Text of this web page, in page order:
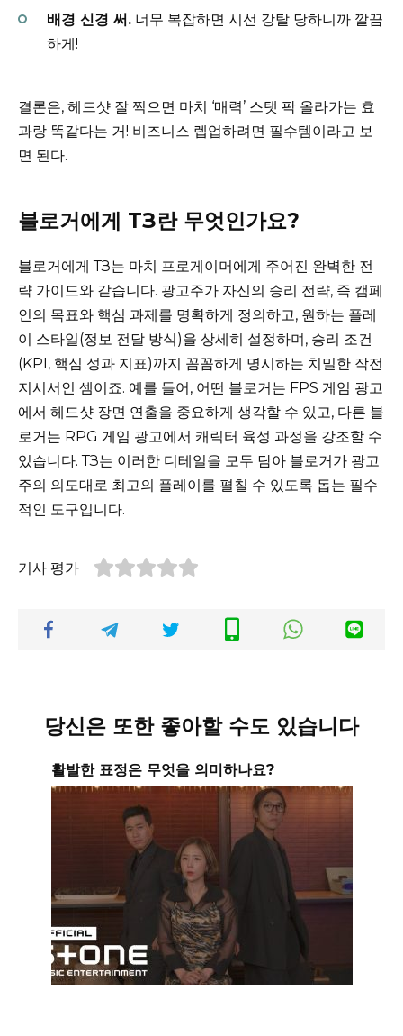
배경 신경 써. 너무 복잡하면 시선 강탈 당하니까 깔끔
하게!
결론은, 헤드샷 잘 찍으면 마치 ‘매력’ 스탯 팍 올라가는 효
과랑 똑같다는 거! 비즈니스 렙업하려면 필수템이라고 보
면 된다.
블로거에게 ТЗ란 무엇인가요?
블로거에게 ТЗ는 마치 프로게이머에게 주어진 완벽한 전
략 가이드와 같습니다. 광고주가 자신의 승리 전략, 즉 캠페
인의 목표와 핵심 과제를 명확하게 정의하고, 원하는 플레
이 스타일(정보 전달 방식)을 상세히 설정하며, 승리 조건
(KPI, 핵심 성과 지표)까지 꼼꼼하게 명시하는 치밀한 작전
지시서인 셈이죠. 예를 들어, 어떤 블로거는 FPS 게임 광고
에서 헤드샷 장면 연출을 중요하게 생각할 수 있고, 다른 블
로거는 RPG 게임 광고에서 캐릭터 육성 과정을 강조할 수
있습니다. ТЗ는 이러한 디테일을 모두 담아 블로거가 광고
주의 의도대로 최고의 플레이를 펼칠 수 있도록 돕는 필수
적인 도구입니다.
기사 평가
당신은 또한 좋아할 수도 있습니다
활발한 표정은 무엇을 의미하나요?